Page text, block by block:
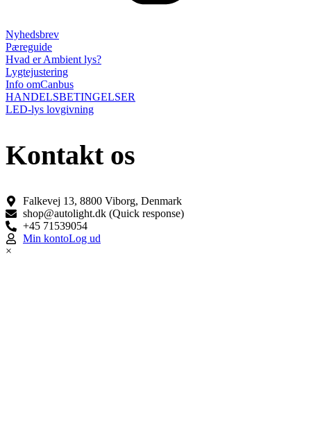
Nyhedsbrev
Pæreguide
Hvad er Ambient lys?
Lygtejustering
Info omCanbus
HANDELSBETINGELSER
LED-lys lovgivning
Kontakt os
Falkevej 13, 8800 Viborg, Denmark
shop@autolight.dk (Quick response)
+45 71539054
Min kontoLog ud
×